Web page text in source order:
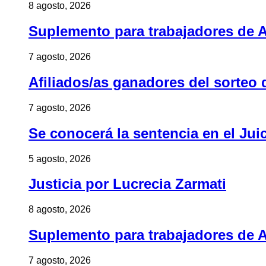
8 agosto, 2026
Suplemento para trabajadores de
7 agosto, 2026
Afiliados/as ganadores del sorteo
7 agosto, 2026
Se conocerá la sentencia en el
5 agosto, 2026
Justicia por Lucrecia Zarmati
8 agosto, 2026
Suplemento para trabajadores de
7 agosto, 2026